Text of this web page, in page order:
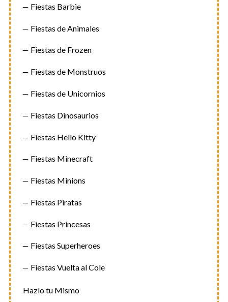
Fiestas Barbie
Fiestas de Animales
Fiestas de Frozen
Fiestas de Monstruos
Fiestas de Unicornios
Fiestas Dinosaurios
Fiestas Hello Kitty
Fiestas Minecraft
Fiestas Minions
Fiestas Piratas
Fiestas Princesas
Fiestas Superheroes
Fiestas Vuelta al Cole
Hazlo tu Mismo